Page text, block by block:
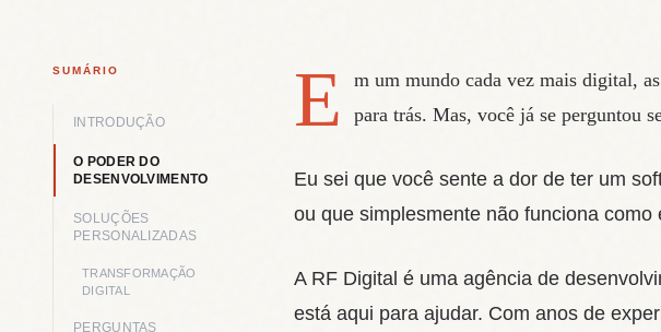
SUMÁRIO
INTRODUÇÃO
O PODER DO
DESENVOLVIMENTO
SOLUÇÕES
PERSONALIZADAS
TRANSFORMAÇÃO
DIGITAL
PERGUNTAS
E
m um mundo cada vez mais digital,
para trás. Mas, você já se perguntou
Eu sei que você sente a dor de ter um
ou que simplesmente não funciona
A RF Digital é uma agência de
está aqui para ajudar. Com anos de